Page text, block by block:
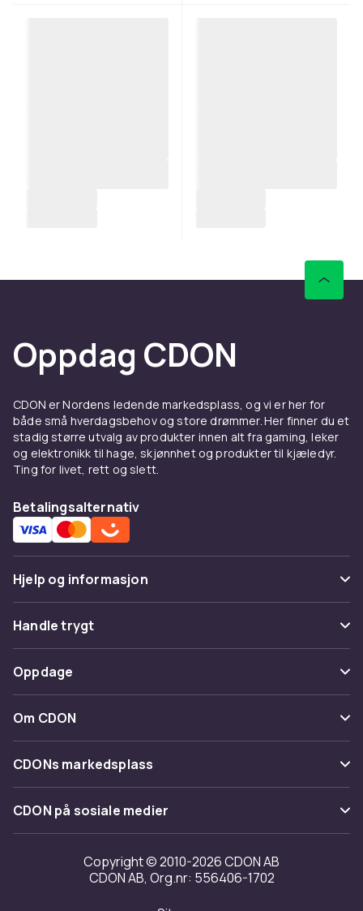
Oppdag CDON
CDON er Nordens ledende markedsplass, og vi er her for
både små hverdagsbehov og store drømmer. Her finner du et
stadig større utvalg av produkter innen alt fra gaming, leker
og elektronikk til hage, skjønnhet og produkter til kjæledyr.
Ting for livet, rett og slett.
Betalingsalternativ
Hjelp og informasjon
Vanlige spørsmål
Spor pakke
Angre & returner her
Kontakt oss
Handle trygt
Betaling
Levering
Tilbakekallinger
Oppdage
Kategorier
Varemerker
Om CDON
Om oss
Kundeanmeldelser
Jobbe på CDON
Investor relations
Tilgjengelighet
CDONs markedsplass
Merchant Help Center
CDON på sosiale medier
Copyright © 2010-2026 CDON AB
CDON AB, Org.nr: 556406-1702